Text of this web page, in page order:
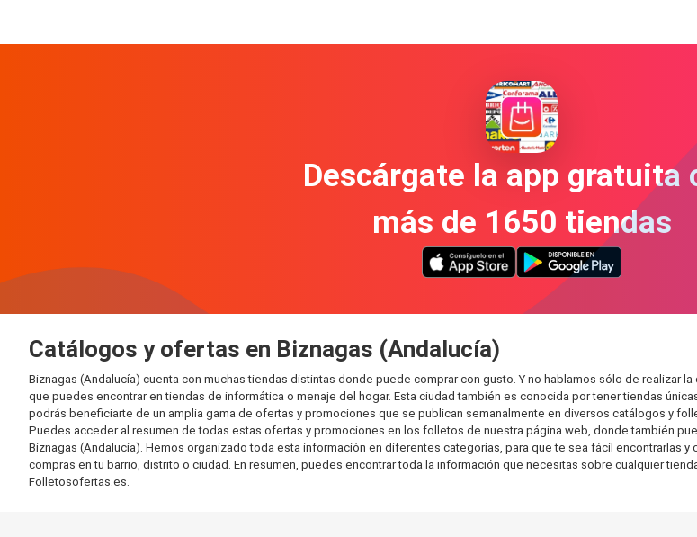
Descárgate la app gratuita
más de 1650 tiendas
Catálogos y ofertas en Biznagas (Andalucía)
Biznagas (Andalucía) cuenta con muchas tiendas distintas donde puede comprar con gusto. Y no hablamos sólo de
que puedes encontrar en tiendas de informática o menaje del hogar. Esta ciudad también es conocida por tener tiendas
podrás beneficiarte de un amplia gama de ofertas y promociones que se publican semanalmente en diversos catálogos y
Puedes acceder al resumen de todas estas ofertas y promociones en los folletos de nuestra página web, donde también
Biznagas (Andalucía). Hemos organizado toda esta información en diferentes categorías, para que te sea fácil encontrarlas
compras en tu barrio, distrito o ciudad. En resumen, puedes encontrar toda la información que necesitas sobre cualquier
Folletosofertas.es.